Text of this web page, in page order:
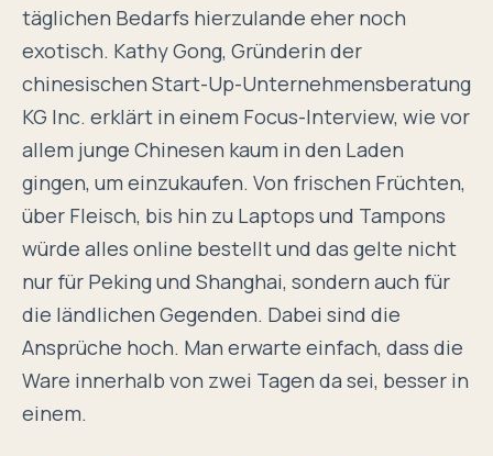
täglichen Bedarfs hierzulande eher noch
exotisch. Kathy Gong, Gründerin der
chinesischen Start-Up-Unternehmensberatung
KG Inc. erklärt in einem Focus-Interview, wie vor
allem junge Chinesen kaum in den Laden
gingen, um einzukaufen. Von frischen Früchten,
über Fleisch, bis hin zu Laptops und Tampons
würde alles online bestellt und das gelte nicht
nur für Peking und Shanghai, sondern auch für
die ländlichen Gegenden. Dabei sind die
Ansprüche hoch. Man erwarte einfach, dass die
Ware innerhalb von zwei Tagen da sei, besser in
einem.